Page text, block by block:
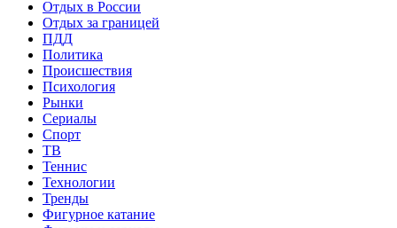
Отдых в России
Отдых за границей
ПДД
Политика
Происшествия
Психология
Рынки
Сериалы
Спорт
ТВ
Теннис
Технологии
Тренды
Фигурное катание